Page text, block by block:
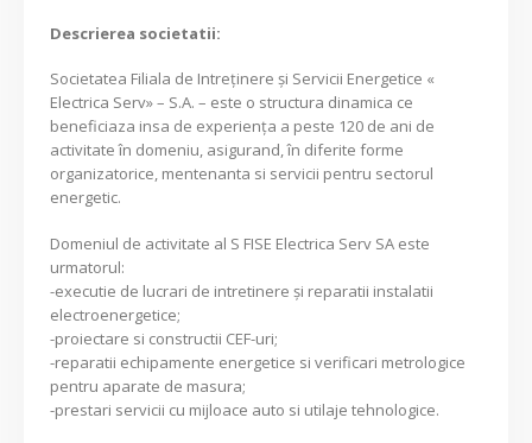
Descrierea societatii:
Societatea Filiala de Intreţinere şi Servicii Energetice «
Electrica Serv» – S.A. – este o structura dinamica ce
beneficiaza insa de experienţa a peste 120 de ani de
activitate în domeniu, asigurand, în diferite forme
organizatorice, mentenanta si servicii pentru sectorul
energetic.
Domeniul de activitate al S FISE Electrica Serv SA este
urmatorul:
-executie de lucrari de intretinere şi reparatii instalatii
electroenergetice;
-proiectare si constructii CEF-uri;
-reparatii echipamente energetice si verificari metrologice
pentru aparate de masura;
-prestari servicii cu mijloace auto si utilaje tehnologice.